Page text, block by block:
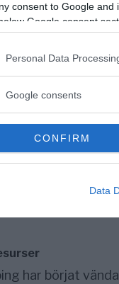
consent to Google and
Google consent
Personal Data
Google consents
CONFIRM
Data
ND 2.0[/
heliga
tycks
har börjat